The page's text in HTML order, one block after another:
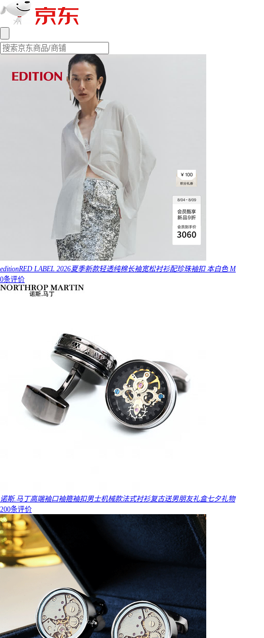
editionRED LABEL 2026夏季新款轻透纯棉长袖宽松衬衫配珍珠袖扣 本白色 M
0条评价
诺斯.马丁高端袖口袖箍袖扣男士机械款法式衬衫复古送男朋友礼盒七夕礼物
200条评价